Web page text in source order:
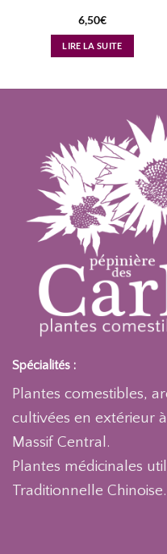
6,50€
LIRE LA SUITE
Spécialités :
Plantes comestibles,
cultivées en extérieur
Massif Central.
Plantes médicinales
Traditionnelle Chinoise.